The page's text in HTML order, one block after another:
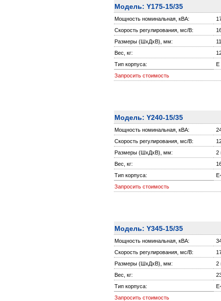
Модель: Y175-15/35
Мощность номинальная, кВА:
Скорость регулирования, мс/В:
Размеры (ШxДxВ), мм:
Вес, кг:
Тип корпуса:
E
Запросить стоимость
Модель: Y240-15/35
Мощность номинальная, кВА:
Скорость регулирования, мс/В:
Размеры (ШxДxВ), мм:
2
Вес, кг:
Тип корпуса:
Запросить стоимость
Модель: Y345-15/35
Мощность номинальная, кВА:
Скорость регулирования, мс/В:
Размеры (ШxДxВ), мм:
2
Вес, кг:
Тип корпуса:
Запросить стоимость